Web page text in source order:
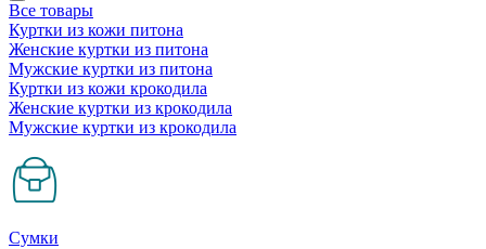
Все товары
Куртки из кожи питона
Женские куртки из питона
Мужские куртки из питона
Куртки из кожи крокодила
Женские куртки из крокодила
Мужские куртки из крокодила
Сумки